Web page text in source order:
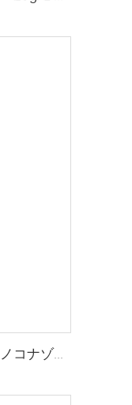
ホットセール殺菌剤 125g/L ディフェノコナゾール+150g/L クレソキシム-メチル SC 混合殺菌剤、安価で提供